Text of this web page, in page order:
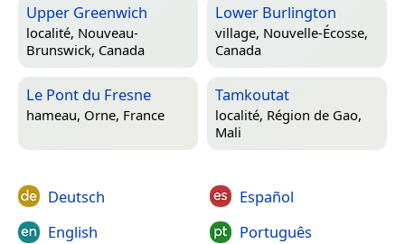
Upper Greenwich
localité, Nouveau-
Brunswick, Canada
Lower Burlington
village, Nouvelle-Écosse,
Canada
Le Pont du Fresne
hameau, Orne, France
Tamkoutat
localité, Région de Gao,
Mali
Deutsch
English
Español
Português